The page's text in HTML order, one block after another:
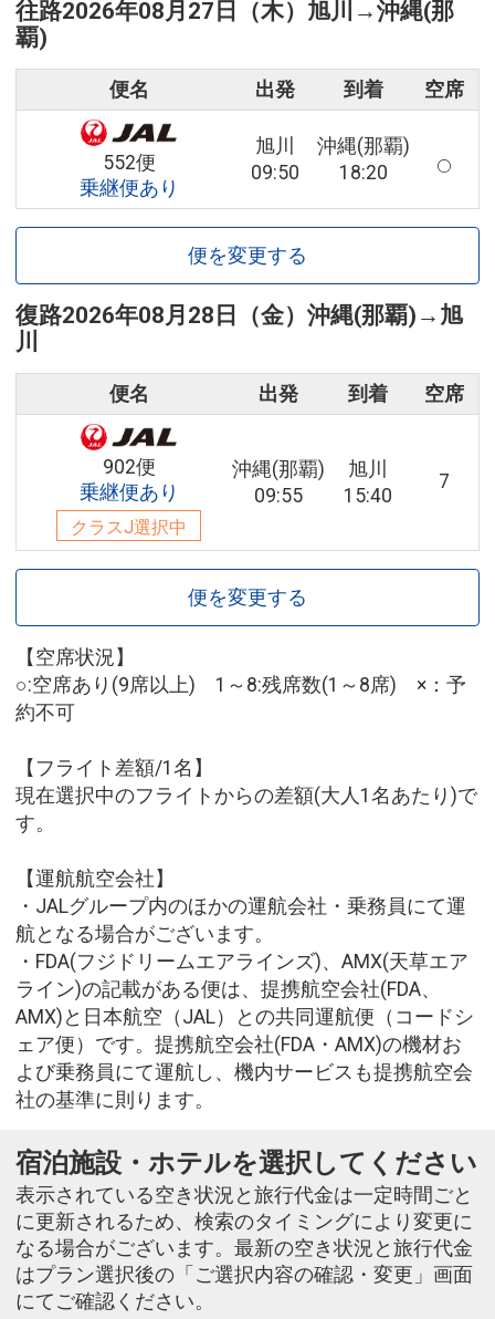
往路2026年08月27日（木） 旭川 →沖縄(那
覇)
便名 出発 到着 空席
552便
乗継便あり
旭川
09:50
沖縄(那覇)
18:20
便を変更する
復路2026年08月28日（金） 沖縄(那覇) → 旭
川
便名 出発 到着 空席
902便
乗継便あり
クラスJ選択中
沖縄(那覇)
09:55
旭川
15:40
7
便を変更する
【空席状況】
○:空席あり(9席以上) 1～8:残席数(1～8席) ×：予
約不可
【フライト差額/1名】
現在選択中のフライトからの差額(大人1名あたり)で
す。
【運航航空会社】
・JALグループ内のほかの運航会社・乗務員にて運
航となる場合がございます。
・FDA(フジドリームエアラインズ)、AMX(天草エア
ライン)の記載がある便は、提携航空会社(FDA、
AMX)と日本航空（JAL）との共同運航便（コードシ
ェア便）です。提携航空会社(FDA・AMX)の機材お
よび乗務員にて運航し、機内サービスも提携航空会
社の基準に則ります。
宿泊施設・ホテルを選択してください
表示されている空き状況と旅行代金は一定時間ごと
に更新されるため、検索のタイミングにより変更に
なる場合がございます。最新の空き状況と旅行代金
はプラン選択後の「ご選択内容の確認・変更」画面
にてご確認ください。